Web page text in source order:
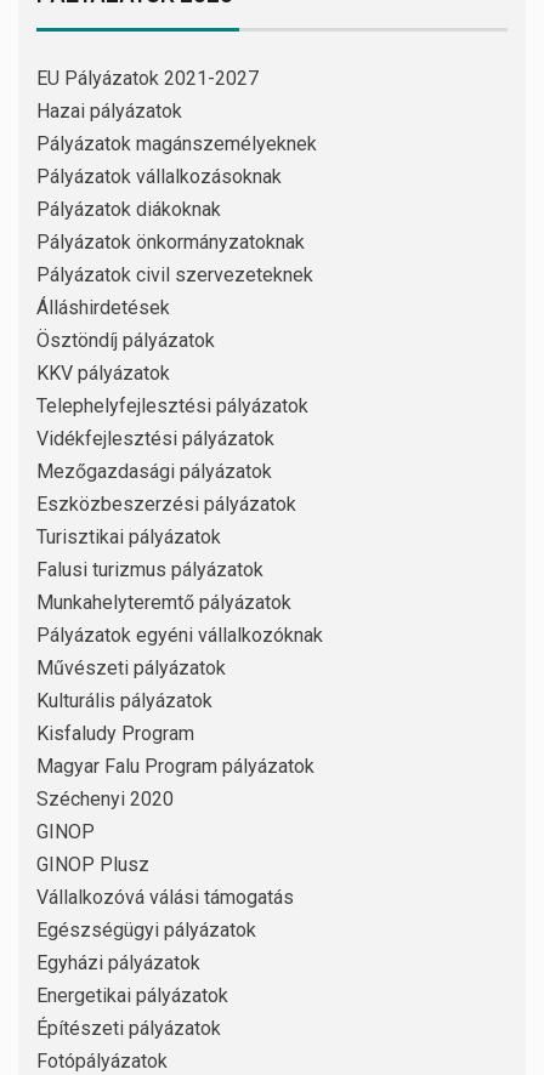
EU Pályázatok 2021-2027
Hazai pályázatok
Pályázatok magánszemélyeknek
Pályázatok vállalkozásoknak
Pályázatok diákoknak
Pályázatok önkormányzatoknak
Pályázatok civil szervezeteknek
Álláshirdetések
Ösztöndíj pályázatok
KKV pályázatok
Telephelyfejlesztési pályázatok
Vidékfejlesztési pályázatok
Mezőgazdasági pályázatok
Eszközbeszerzési pályázatok
Turisztikai pályázatok
Falusi turizmus pályázatok
Munkahelyteremtő pályázatok
Pályázatok egyéni vállalkozóknak
Művészeti pályázatok
Kulturális pályázatok
Kisfaludy Program
Magyar Falu Program pályázatok
Széchenyi 2020
GINOP
GINOP Plusz
Vállalkozóvá válási támogatás
Egészségügyi pályázatok
Egyházi pályázatok
Energetikai pályázatok
Építészeti pályázatok
Fotópályázatok